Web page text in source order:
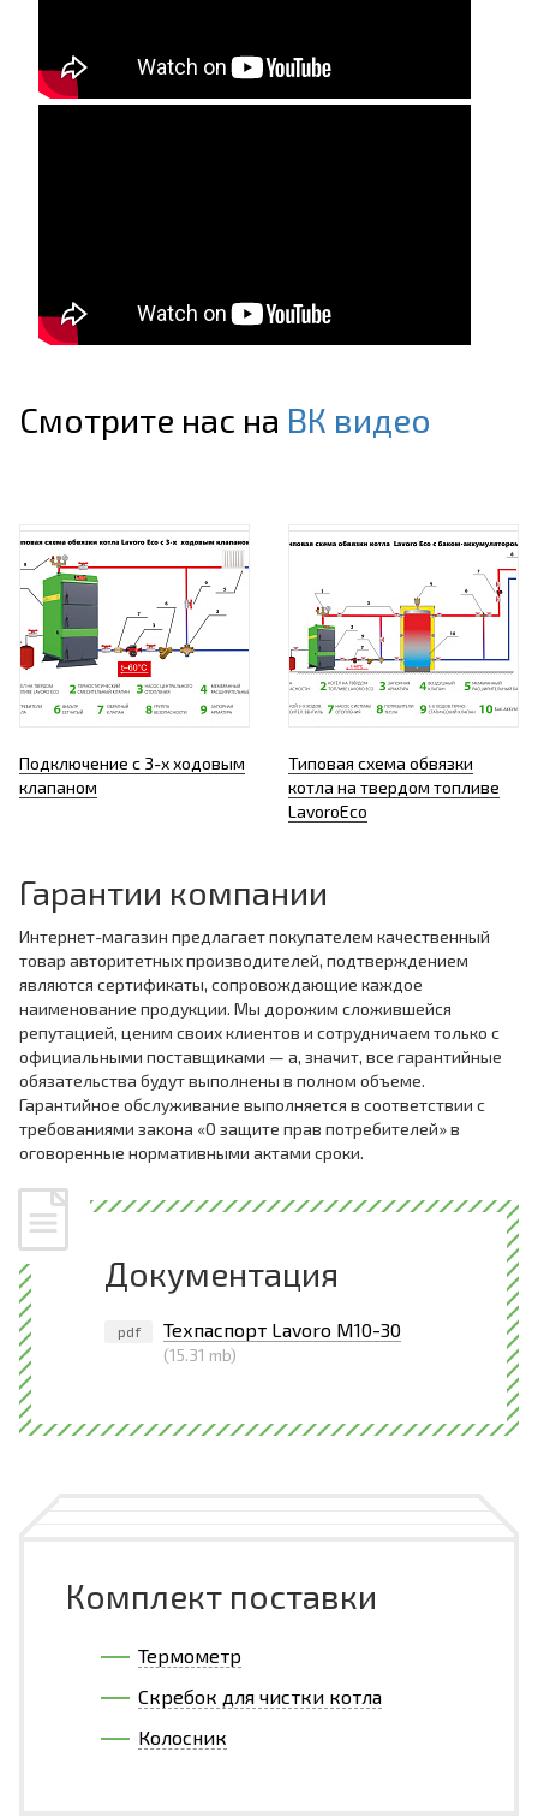
Смотрите нас на ВК видео
Подключение с 3-х ходовым
клапаном
Типовая схема обвязки
котла на твердом топливе
LavoroEco
Гарантии компании
Интернет-магазин предлагает покупателем качественный
товар авторитетных производителей, подтверждением
являются сертификаты, сопровождающие каждое
наименование продукции. Мы дорожим сложившейся
репутацией, ценим своих клиентов и сотрудничаем только с
официальными поставщиками — а, значит, все гарантийные
обязательства будут выполнены в полном объеме.
Гарантийное обслуживание выполняется в соответствии с
требованиями закона «О защите прав потребителей» в
оговоренные нормативными актами сроки.
Документация
pdf Техпаспорт Lavoro M10-30
(15.31 mb)
Комплект поставки
Термометр
Скребок для чистки котла
Колосник